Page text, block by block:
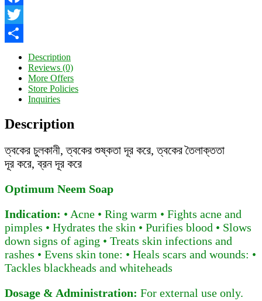
Facebook
Twitter
Description
Reviews (0)
More Offers
Store Policies
Inquiries
Description
ত্বকের চুলকানী, ত্বকের শুষ্কতা দূর করে, ত্বকের তৈলাক্ততা
দূর করে, ব্রন দূর করে
Optimum Neem Soap
Indication: • Acne • Ring warm • Fights acne and
pimples • Hydrates the skin • Purifies blood • Slows
down signs of aging • Treats skin infections and
rashes • Evens skin tone: • Heals scars and wounds: •
Tackles blackheads and whiteheads
Dosage & Administration: For external use only.